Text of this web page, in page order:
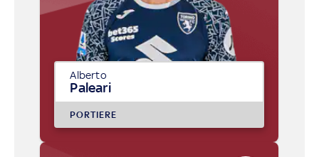
Alberto
Paleari
PORTIERE